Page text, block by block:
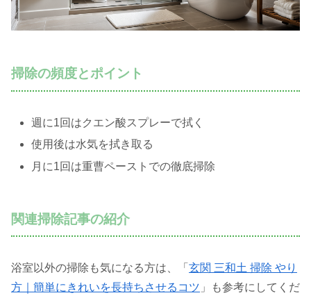
掃除の頻度とポイント
週に1回はクエン酸スプレーで拭く
使用後は水気を拭き取る
月に1回は重曹ペーストでの徹底掃除
関連掃除記事の紹介
浴室以外の掃除も気になる方は、「 玄関 三和土 掃除 やり
方｜簡単にきれいを長持ちさせるコツ 」も参考にしてくだ